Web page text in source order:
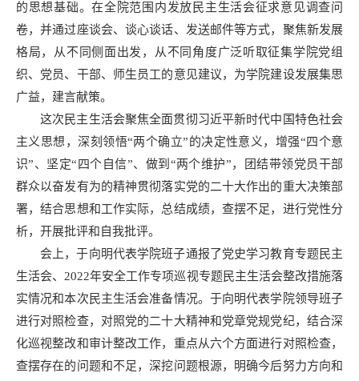
的思想基础。在全院范围内发放民主生活会征求意见调查问
卷，并通过座谈会、谈心谈话、发送邮件等方式，聚焦新发展
格局，从不同侧面出发，从不同角度广泛听取征集学院党组
织、党员、干部、师生员工的意见建议，为学院建设发展集思
广益，建言献策。
这次民主生活会聚焦全面贯彻习近平新时代中国特色社会
主义思想，深刻领悟“两个确立”的决定性意义，增强“四个意
识”、坚定“四个自信”、做到“两个维护”，团结带领党员干部
群众以奋发有为的精神贯彻落实党的二十大作出的重大决策部
署，结合思想和工作实际，总结成绩，查摆不足，进行党性分
析，开展批评和自我批评。
会上，于向明代表学院班子通报了党史学习教育专题民主
生活会、2022年安全工作专项巡视专题民主生活会整改措施落
实情况和本次民主生活会准备情况。于向明代表学院领导班子
进行对照检查，对照党的二十大精神和党章党规党纪，结合深
化巡视整改和审计整改工作，重点从六个方面进行对照检查，
查摆存在的问题和不足，深挖问题根源，明确今后努力方向和